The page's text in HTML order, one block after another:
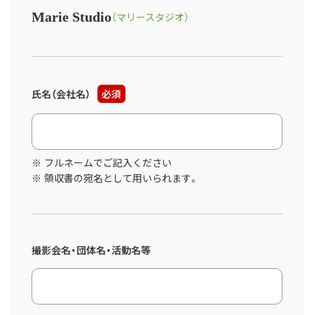
Marie Studio（マリースタジオ）
氏名（会社名） 必須
フルネームでご記入ください
領収書の宛名として用いられます。
撮影会名・団体名・活動名等